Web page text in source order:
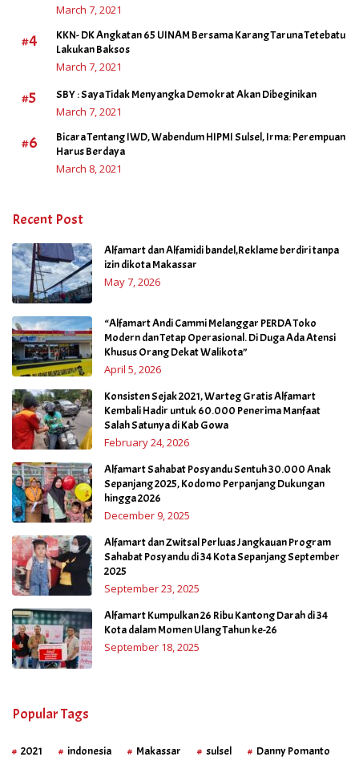
March 7, 2021
#4
KKN- DK Angkatan 65 UINAM Bersama Karang Taruna Tetebatu
Lakukan Baksos
March 7, 2021
#5 SBY : Saya Tidak Menyangka Demokrat Akan Dibeginikan
March 7, 2021
#6
Bicara Tentang IWD, Wabendum HIPMI Sulsel, Irma: Perempuan
Harus Berdaya
March 8, 2021
Recent Post
Alfamart dan Alfamidi bandel,Reklame berdiri tanpa
izin dikota Makassar
May 7, 2026
“Alfamart Andi Cammi Melanggar PERDA Toko
Modern dan Tetap Operasional. Di Duga Ada Atensi
Khusus Orang Dekat Walikota”
April 5, 2026
Konsisten Sejak 2021, Warteg Gratis Alfamart
Kembali Hadir untuk 60.000 Penerima Manfaat
Salah Satunya di Kab Gowa
February 24, 2026
Alfamart Sahabat Posyandu Sentuh 30.000 Anak
Sepanjang 2025, Kodomo Perpanjang Dukungan
hingga 2026
December 9, 2025
Alfamart dan Zwitsal Perluas Jangkauan Program
Sahabat Posyandu di 34 Kota Sepanjang September
2025
September 23, 2025
Alfamart Kumpulkan 26 Ribu Kantong Darah di 34
Kota dalam Momen Ulang Tahun ke-26
September 18, 2025
Popular Tags
2021 indonesia Makassar sulsel Danny Pomanto